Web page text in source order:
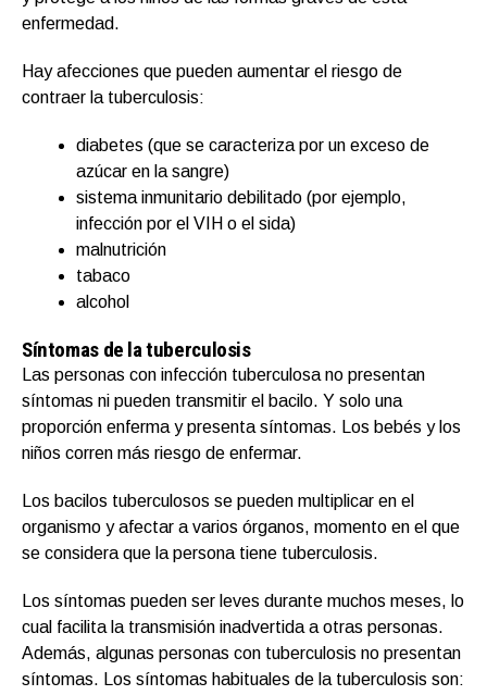
enfermedad.
Hay afecciones que pueden aumentar el riesgo de
contraer la tuberculosis:
diabetes (que se caracteriza por un exceso de
azúcar en la sangre)
sistema inmunitario debilitado (por ejemplo,
infección por el VIH o el sida)
malnutrición
tabaco
alcohol
Síntomas de la tuberculosis
Las personas con infección tuberculosa no presentan
síntomas ni pueden transmitir el bacilo. Y solo una
proporción enferma y presenta síntomas. Los bebés y los
niños corren más riesgo de enfermar.
Los bacilos tuberculosos se pueden multiplicar en el
organismo y afectar a varios órganos, momento en el que
se considera que la persona tiene tuberculosis.
Los síntomas pueden ser leves durante muchos meses, lo
cual facilita la transmisión inadvertida a otras personas.
Además, algunas personas con tuberculosis no presentan
síntomas. Los síntomas habituales de la tuberculosis son: